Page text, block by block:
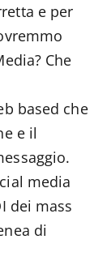
e per
Che
based che
e il
media
dei mass
di